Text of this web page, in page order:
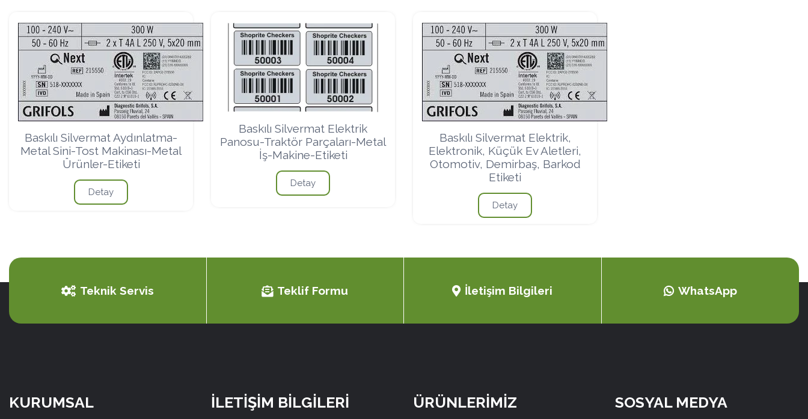
Barkod Okuyucu
El Terminali
Baskılı Silvermat Aydınlatma-
Metal Sini-Tost Makinası-Metal
Ürünler-Etiketi
Detay
Baskılı Silvermat Elektrik
Panosu-Traktör Parçaları-Metal
İş-Makine-Etiketi
Detay
Baskılı Silvermat Elektrik,
Elektronik, Küçük Ev Aletleri,
Otomotiv, Demirbaş, Barkod
Etiketi
Detay
Teknik Servis Teklif Formu İletişim Bilgileri WhatsApp
KURUMSAL İLETİŞİM BİLGİLERİ ÜRÜNLERİMİZ SOSYAL MEDYA